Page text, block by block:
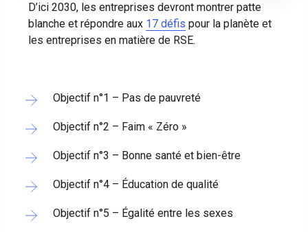
D’ici 2030, les entreprises devront montrer patte
blanche et répondre aux 17 défis pour la planète et
les entreprises en matière de RSE.
Objectif n°1 – Pas de pauvreté
Objectif n°2 – Faim « Zéro »
Objectif n°3 – Bonne santé et bien-être
Objectif n°4 – Éducation de qualité
Objectif n°5 – Égalité entre les sexes